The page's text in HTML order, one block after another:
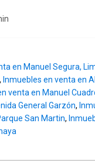
estado de
Isidro y Jesús María,
1:
del edificio:
ascensores,
basura y grupo
construcción: 2009
en Manuel Segura,
, Inmuebles en venta en
venta en Manuel
General Garzón,
San Martin,